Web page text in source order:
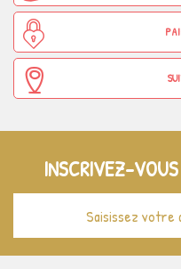
INSCRIVEZ-